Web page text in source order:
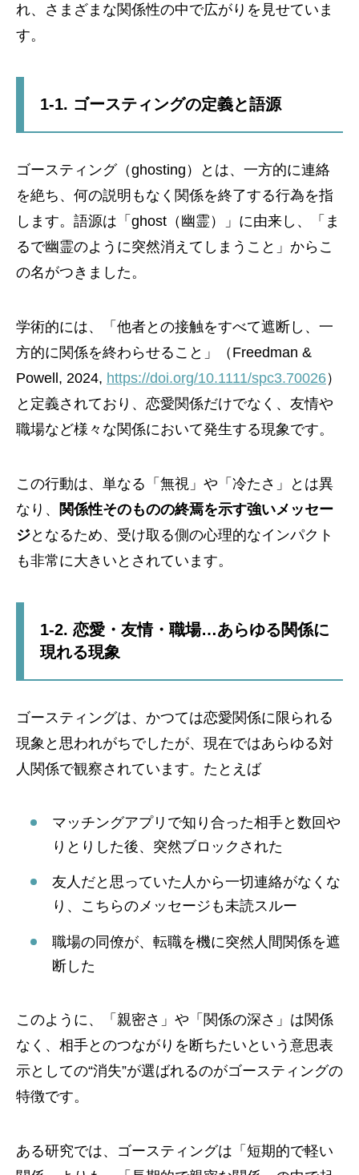
れ、さまざまな関係性の中で広がりを見せていま
す。
1-1. ゴースティングの定義と語源
ゴースティング（ghosting）とは、一方的に連絡
を絶ち、何の説明もなく関係を終了する行為を指
します。語源は「ghost（幽霊）」に由来し、「ま
るで幽霊のように突然消えてしまうこと」からこ
の名がつきました。
学術的には、「他者との接触をすべて遮断し、一
方的に関係を終わらせること」（Freedman &
Powell, 2024, https://doi.org/10.1111/spc3.70026）
と定義されており、恋愛関係だけでなく、友情や
職場など様々な関係において発生する現象です。
この行動は、単なる「無視」や「冷たさ」とは異
なり、 関係性そのものの終焉を示す強いメッセー
ジとなるため、受け取る側の心理的なインパクト
も非常に大きいとされています。
1-2. 恋愛・友情・職場…あらゆる関係に
現れる現象
ゴースティングは、かつては恋愛関係に限られる
現象と思われがちでしたが、現在ではあらゆる対
人関係で観察されています。たとえば
マッチングアプリで知り合った相手と数回や
りとりした後、突然ブロックされた
友人だと思っていた人から一切連絡がなくな
り、こちらのメッセージも未読スルー
職場の同僚が、転職を機に突然人間関係を遮
断した
このように、「親密さ」や「関係の深さ」は関係
なく、相手とのつながりを断ちたいという意思表
示としての“消失”が選ばれるのがゴースティングの
特徴です。
ある研究では、ゴースティングは「短期的で軽い